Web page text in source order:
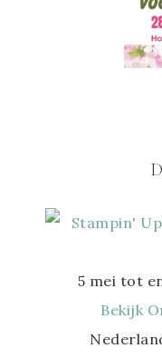
5 mei tot
Bekijk